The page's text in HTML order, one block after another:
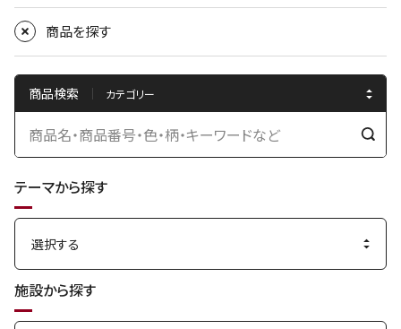
商品を探す
商品検索
検
テーマから探す
施設から探す